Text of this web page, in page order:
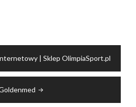
| Sklep OlimpiaSport.pl